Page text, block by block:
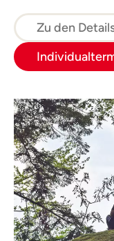
Waldes, die wir
erwecken.
Zu den